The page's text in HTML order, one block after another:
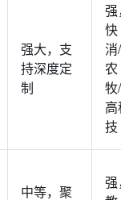
强大，支
持深度定
制
强
快
消/
农
牧/
技
中等，聚
强